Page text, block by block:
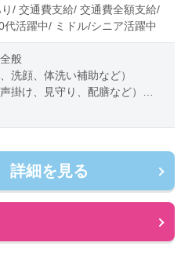
/ 交通費支給/ 交通費全額支給/
活躍中/ ミドル/シニア活躍中
般
洗顔、体洗い補助など）
掛け、見守り、配膳など）
、おむつ交
詳細を見る